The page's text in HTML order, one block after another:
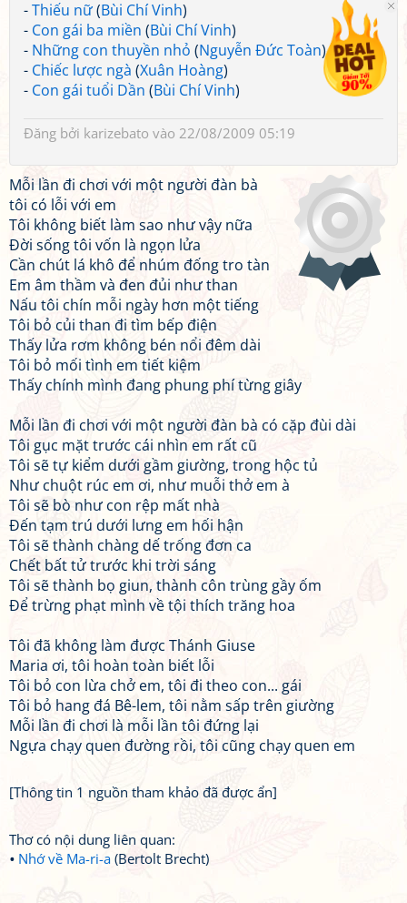
-Thiếu nữ(Bùi Chí Vinh)
- Con gái ba miền (Bùi Chí Vinh)
- Những con thuyền nhỏ (Nguyễn Đức Toàn)
- Chiếc lược ngà (Xuân Hoàng)
- Con gái tuổi Dần (Bùi Chí Vinh)
Đăng bởi karizebato vào 22/08/2009 05:19
Mỗi lần đi chơi với một người đàn bà
tôi có lỗi với em
Tôi không biết làm sao như vậy nữa
Đời sống tôi vốn là ngọn lửa
Cần chút lá khô để nhúm đống tro tàn
Em âm thầm và đen đủi như than
Nấu tôi chín mỗi ngày hơn một tiếng
Tôi bỏ củi than đi tìm bếp điện
Thấy lửa rơm không bén nổi đêm dài
Tôi bỏ mối tình em tiết kiệm
Thấy chính mình đang phung phí từng giây
Mỗi lần đi chơi với một người đàn bà có cặp đùi dài
Tôi gục mặt trước cái nhìn em rất cũ
Tôi sẽ tự kiểm dưới gầm giường, trong hộc tủ
Như chuột rúc em ơi, như muỗi thở em à
Tôi sẽ bò như con rệp mất nhà
Đến tạm trú dưới lưng em hối hận
Tôi sẽ thành chàng dế trống đơn ca
Chết bất tử trước khi trời sáng
Tôi sẽ thành bọ giun, thành côn trùng gầy ốm
Để trừng phạt mình về tội thích trăng hoa
Tôi đã không làm được Thánh Giuse
Maria ơi, tôi hoàn toàn biết lỗi
Tôi bỏ con lừa chở em, tôi đi theo con... gái
Tôi bỏ hang đá Bê-lem, tôi nằm sấp trên giường
Mỗi lần đi chơi là mỗi lần tôi đứng lại
Ngựa chạy quen đường rồi, tôi cũng chạy quen em
[Thông tin 1 nguồn tham khảo đã được ẩn]
Thơ có nội dung liên quan:
Nhớ về Ma-ri-a (Bertolt Brecht)